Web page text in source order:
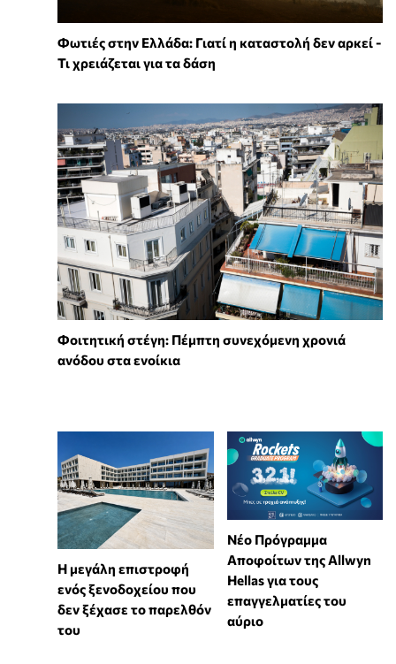
Φωτιές στην Ελλάδα: Γιατί η καταστολή δεν αρκεί -
Τι χρειάζεται για τα δάση
Φοιτητική στέγη: Πέμπτη συνεχόμενη χρονιά
ανόδου στα ενοίκια
Η μεγάλη επιστροφή
ενός ξενοδοχείου που
δεν ξέχασε το παρελθόν
του
Νέο Πρόγραμμα
Αποφοίτων της Allwyn
Hellas για τους
επαγγελματίες του
αύριο